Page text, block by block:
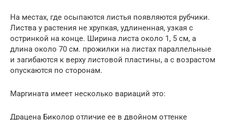
На местах, где осыпаются листья появляются рубчики.
Листва у растения не хрупкая, удлиненная, узкая с
остринкой на конце. Ширина листа около 1, 5 см, а
длина около 70 см. прожилки на листах параллельные
и загибаются к верху листовой пластины, а с возрастом
опускаются по сторонам.
Маргината имеет несколько вариаций это:
Драцена Биколор отличие ее в двойном оттенке